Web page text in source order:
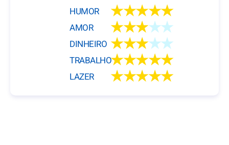
HUMOR
★★★★★
AMOR ★★★★★
DINHEIRO ★★★★★
TRABALHO★★★★★
LAZER ★★★★★